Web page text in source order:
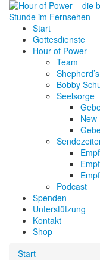
Start
Gottesdienste
Hour of Power
Team
Bobby
Seelsorge
New
Podcast
Spenden
Unterstützung
Kontakt
Shop
Start